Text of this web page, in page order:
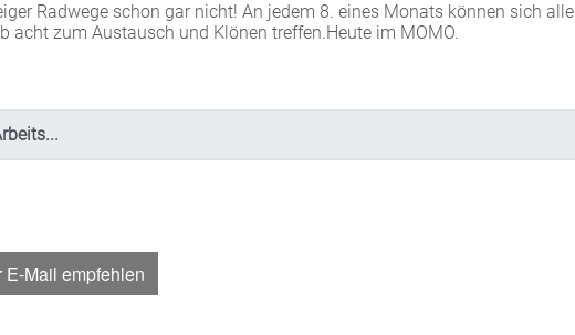
Radwege schon gar nicht! An jedem 8. eines Monats können sich alle
acht zum Austausch und Klönen treffen.Heute im MOMO.
E-Mail empfehlen